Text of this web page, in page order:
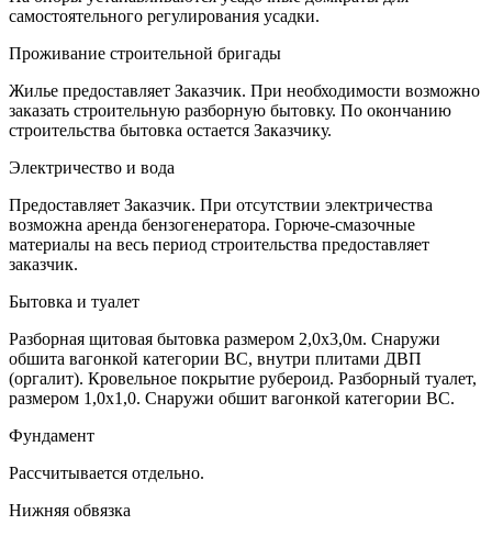
самостоятельного регулирования усадки.
Проживание строительной бригады
Жилье предоставляет Заказчик. При необходимости возможно
заказать строительную разборную бытовку. По окончанию
строительства бытовка остается Заказчику.
Электричество и вода
Предоставляет Заказчик. При отсутствии электричества
возможна аренда бензогенератора. Горюче-смазочные
материалы на весь период строительства предоставляет
заказчик.
Бытовка и туалет
Разборная щитовая бытовка размером 2,0х3,0м. Снаружи
обшита вагонкой категории ВС, внутри плитами ДВП
(оргалит). Кровельное покрытие рубероид. Разборный туалет,
размером 1,0х1,0. Снаружи обшит вагонкой категории ВС.
Фундамент
Рассчитывается отдельно.
Нижняя обвязка